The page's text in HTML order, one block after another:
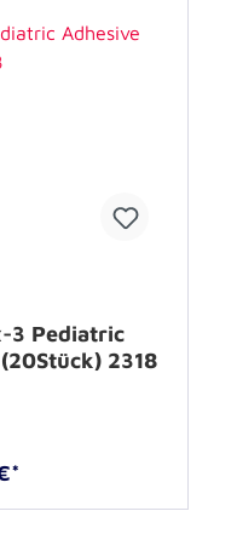
3 Pediatric
2318